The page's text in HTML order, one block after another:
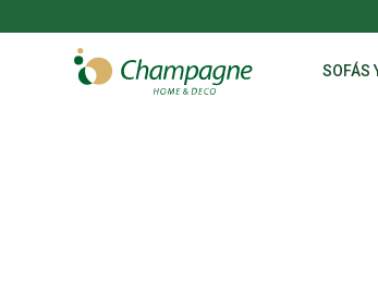
SOFÁS